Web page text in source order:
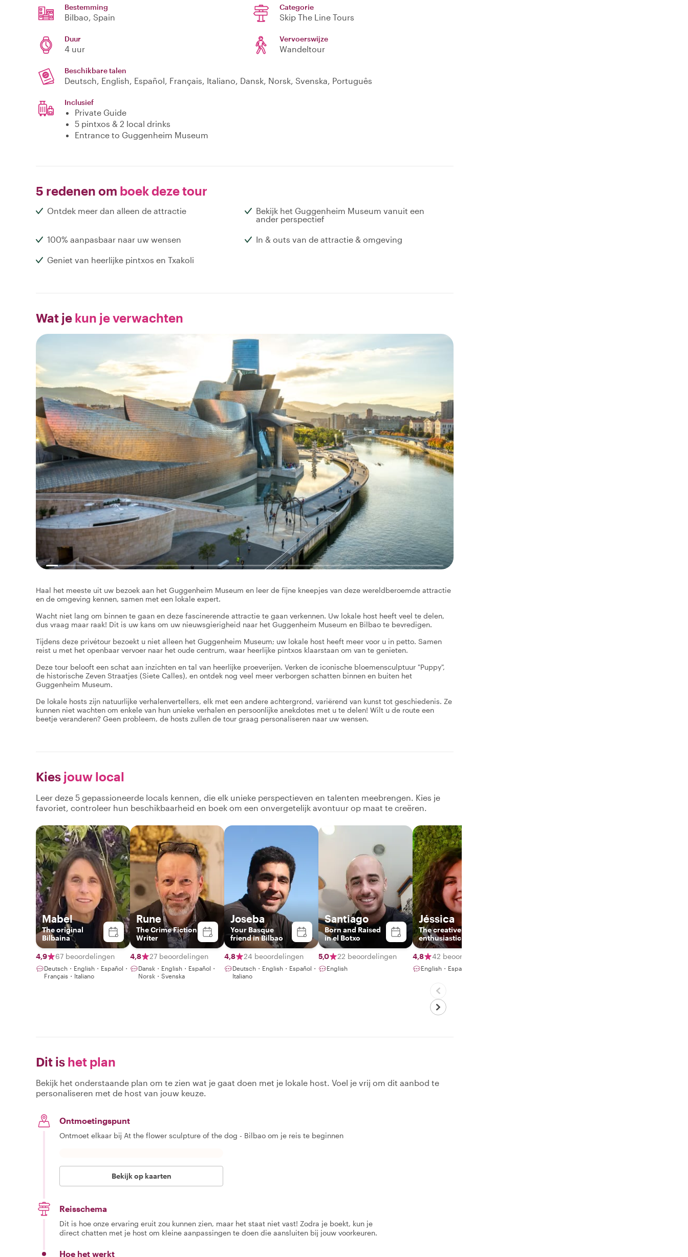
Bestemming
Bilbao, Spain
Categorie
Skip The Line Tours
Duur
4 uur
Vervoerswijze
Wandeltour
Beschikbare talen
Deutsch, English, Español, Français, Italiano, Dansk, Norsk, Svenska, Português
Inclusief
Private Guide
5 pintxos & 2 local drinks
Entrance to Guggenheim Museum
5 redenen om boek deze tour
Ontdek meer dan alleen de attractie
Bekijk het Guggenheim Museum vanuit een
ander perspectief
100% aanpasbaar naar uw wensen In & outs van de attractie & omgeving
Geniet van heerlijke pintxos en Txakoli
Wat je kun je verwachten
Haal het meeste uit uw bezoek aan het Guggenheim Museum en leer de fijne kneepjes van deze wereldberoemde attractie
en de omgeving kennen, samen met een lokale expert.
Wacht niet lang om binnen te gaan en deze fascinerende attractie te gaan verkennen. Uw lokale host heeft veel te delen,
dus vraag maar raak! Dit is uw kans om uw nieuwsgierigheid naar het Guggenheim Museum en Bilbao te bevredigen.
Tijdens deze privétour bezoekt u niet alleen het Guggenheim Museum; uw lokale host heeft meer voor u in petto. Samen
reist u met het openbaar vervoer naar het oude centrum, waar heerlijke pintxos klaarstaan om van te genieten.
Deze tour belooft een schat aan inzichten en tal van heerlijke proeverijen. Verken de iconische bloemensculptuur "Puppy",
de historische Zeven Straatjes (Siete Calles), en ontdek nog veel meer verborgen schatten binnen en buiten het
Guggenheim Museum.
De lokale hosts zijn natuurlijke verhalenvertellers, elk met een andere achtergrond, variërend van kunst tot geschiedenis. Ze
kunnen niet wachten om enkele van hun unieke verhalen en persoonlijke anekdotes met u te delen! Wilt u de route een
beetje veranderen? Geen probleem, de hosts zullen de tour graag personaliseren naar uw wensen.
Kies jouw local
Leer deze 5 gepassioneerde locals kennen, die elk unieke perspectieven en talenten meebrengen. Kies je
favoriet, controleer hun beschikbaarheid en boek om een onvergetelijk avontuur op maat te creëren.
Mabel
The original
Bilbaina
4,9 67 beoordelingen
Deutsch・English・Español・
Français・Italiano
Rune
The Crime Fiction
Writer
4,8 27 beoordelingen
Dansk・English・Español・
Norsk・Svenska
Joseba
Your Basque
friend in Bilbao
4,8 24 beoordelingen
Deutsch・English・Español・
Italiano
Santiago
Born and Raised
in el Botxo
5,0 22 beoordelingen
English
Jéssica
The creative and
enthusiastic
global citizen.
4,8
42 beoordelingen
English・Español・Português
Dit is het plan
Bekijk het onderstaande plan om te zien wat je gaat doen met je lokale host. Voel je vrij om dit aanbod te
personaliseren met de host van jouw keuze.
Ontmoetingspunt
Ontmoet elkaar bij At the flower sculpture of the dog - Bilbao om je reis te beginnen
Bekijk op kaarten
Reisschema
Dit is hoe onze ervaring eruit zou kunnen zien, maar het staat niet vast! Zodra je boekt, kun je
direct chatten met je host om kleine aanpassingen te doen die aansluiten bij jouw voorkeuren.
Hoe het werkt